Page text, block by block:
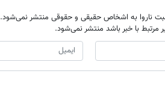
ناروا به اشخاص حقیقی و حقوقی منتشر نمی‌شود.
مرتبط با خبر باشد منتشر نمی‌شود.